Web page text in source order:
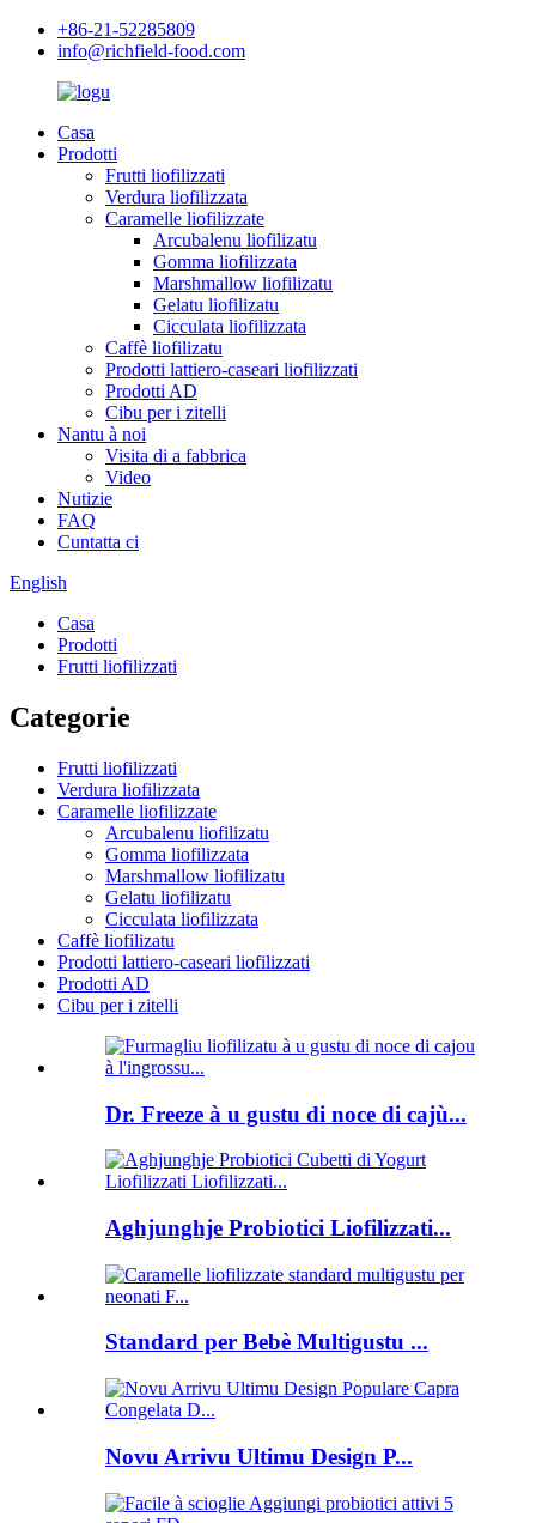
+86-21-52285809
info@richfield-food.com
Casa
Prodotti
Frutti liofilizzati
Verdura liofilizzata
Caramelle liofilizzate
Arcubalenu liofilizatu
Gomma liofilizzata
Marshmallow liofilizatu
Gelatu liofilizatu
Cicculata liofilizzata
Caffè liofilizatu
Prodotti lattiero-caseari liofilizzati
Prodotti AD
Cibu per i zitelli
Nantu à noi
Visita di a fabbrica
Video
Nutizie
FAQ
Cuntatta ci
English
Casa
Prodotti
Frutti liofilizzati
Categorie
Frutti liofilizzati
Verdura liofilizzata
Caramelle liofilizzate
Arcubalenu liofilizatu
Gomma liofilizzata
Marshmallow liofilizatu
Gelatu liofilizatu
Cicculata liofilizzata
Caffè liofilizatu
Prodotti lattiero-caseari liofilizzati
Prodotti AD
Cibu per i zitelli
Dr. Freeze à u gustu di noce di cajù...
Aghjunghje Probiotici Liofilizzati...
Standard per Bebè Multigustu ...
Novu Arrivu Ultimu Design P...